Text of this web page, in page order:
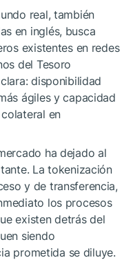
real, también
en inglés, busca
existentes en redes
del Tesoro
disponibilidad
ágiles y capacidad
en
ha dejado al
La tokenización
y de transferencia,
los procesos
existen detrás del
siendo
prometida se diluye.